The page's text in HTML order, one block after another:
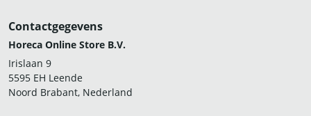
Contactgegevens
Horeca Online Store B.V.
Irislaan 9
5595 EH Leende
Noord Brabant, Nederland